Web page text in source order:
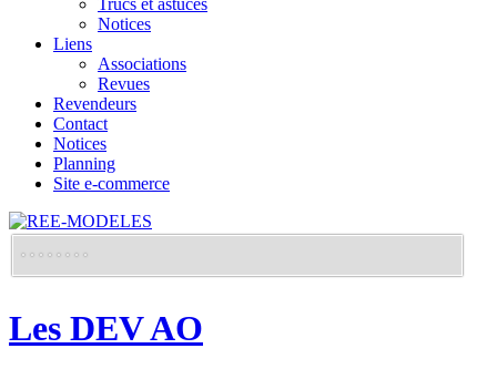
Trucs et astuces
Notices
Liens
Associations
Revues
Revendeurs
Contact
Notices
Planning
Site e-commerce
Les DEV AO